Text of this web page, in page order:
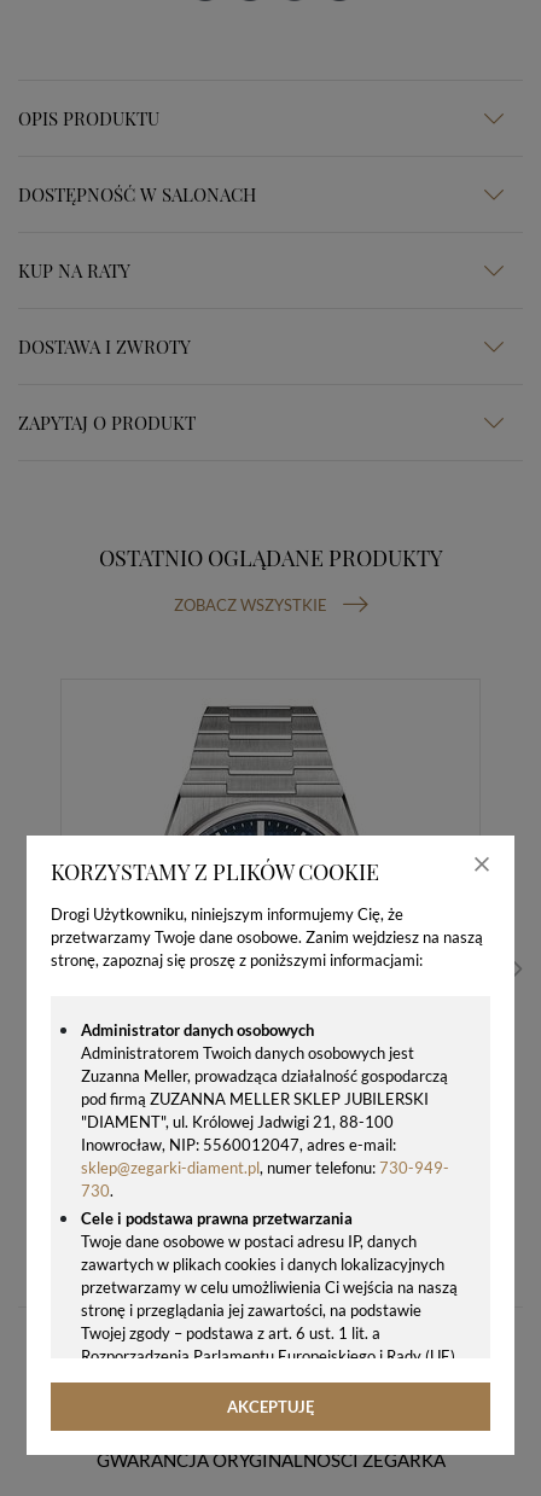
KORZYSTAMY Z PLIKÓW COOKIE
Drogi Użytkowniku, niniejszym informujemy Cię, że
przetwarzamy Twoje dane osobowe. Zanim wejdziesz na naszą
stronę, zapoznaj się proszę z poniższymi informacjami:
Administrator danych osobowych
Administratorem Twoich danych osobowych jest
Zuzanna Meller, prowadząca działalność gospodarczą
pod firmą ZUZANNA MELLER SKLEP JUBILERSKI
"DIAMENT", ul. Królowej Jadwigi 21, 88-100
Inowrocław, NIP: 5560012047, adres e-mail:
sklep@zegarki-diament.pl, numer telefonu:730-949-
730.
Cele i podstawa prawna przetwarzania
Twoje dane osobowe w postaci adresu IP, danych
zawartych w plikach cookies i danych lokalizacyjnych
przetwarzamy w celu umożliwienia Ci wejścia na naszą
stronę i przeglądania jej zawartości, na podstawie
Twojej zgody – podstawa z art. 6 ust. 1 lit. a
Rozporządzenia Parlamentu Europejskiego i Rady (UE)
2016/679 z 27.04.2016 r. w sprawie ochrony osób
fizycznych w związku z przetwarzaniem danych
rozporządzenie o ochronie danych, tj. RODO).
AKCEPTUJĘ
OPIS PRODUKTU
DOSTĘPNOŚĆ W SALONACH
KUP NA RATY
DOSTAWA I ZWROTY
ZAPYTAJ O PRODUKT
OSTATNIO OGLĄDANE PRODUKTY
ZOBACZ WSZYSTKIE
3600,00 zł
GWARANCJA ORYGINALNOŚCI ZEGARKA